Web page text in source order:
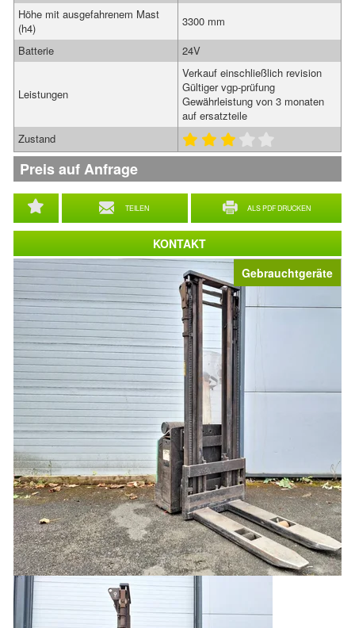
Gebrauchtgeräte
TEILEN ALS PDF DRUCKEN
Höhe mit ausgefahrenem Mast
(h4)
3300 mm
Batterie
24V
Leistungen
Verkauf einschließlich revision
Gültiger vgp-prüfung
Gewährleistung von 3 monaten
auf ersatzteile
Zustand
Preis auf Anfrage
KONTAKT